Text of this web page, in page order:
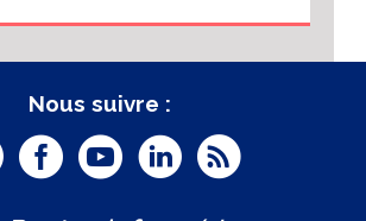
Nous suivre :
T
F
Y
L
R